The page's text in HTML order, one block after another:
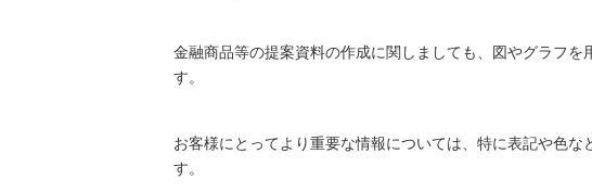
金融商品等の提案資料の作成に関しましても、図やグラフ
す。
お客様にとってより重要な情報については、特に表記や色
す。